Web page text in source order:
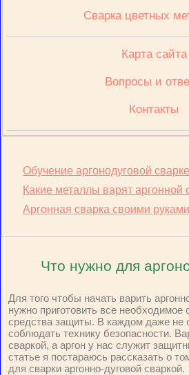
Сварка цветных
Карта сайта
Вопросы и
Контакты
Обучение аргонодуговой сварке
Какие металлы варят аргонной
Аргонная сварка своими руками
Что нужно для
Для того чтобы начать варить
нужно приготовить все необходимое
средства защиты. В каждом даже не
соблюдать технику безопасности.
сваркой, а аргон у нас служит
статье я постараюсь рассказать о
для сварки аргонно-дуговой сваркой.